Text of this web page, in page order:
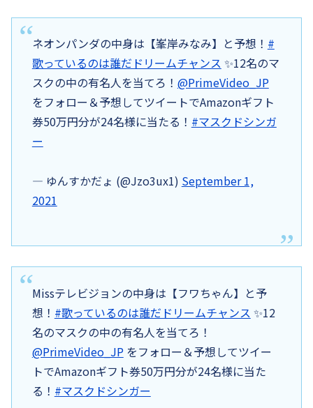
ネオンパンダの中身は【峯岸みなみ】と予想！ #
歌っているのは誰だドリームチャンス ✨12名のマ
スクの中の有名人を当てろ！ @PrimeVideo_JP
をフォロー＆予想してツイートでAmazonギフト
券50万円分が24名様に当たる！ #マスクドシンガ
ー
— ゆんすかだょ (@Jzo3ux1) September 1,
2021
Missテレビジョンの中身は【フワちゃん】と予
想！ #歌っているのは誰だドリームチャンス ✨12
名のマスクの中の有名人を当てろ！
@PrimeVideo_JPをフォロー＆予想してツイー
トでAmazonギフト券50万円分が24名様に当た
る！ #マスクドシンガー